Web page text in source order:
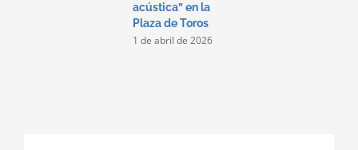
acústica” en la
Plaza de Toros
1 de abril de 2026